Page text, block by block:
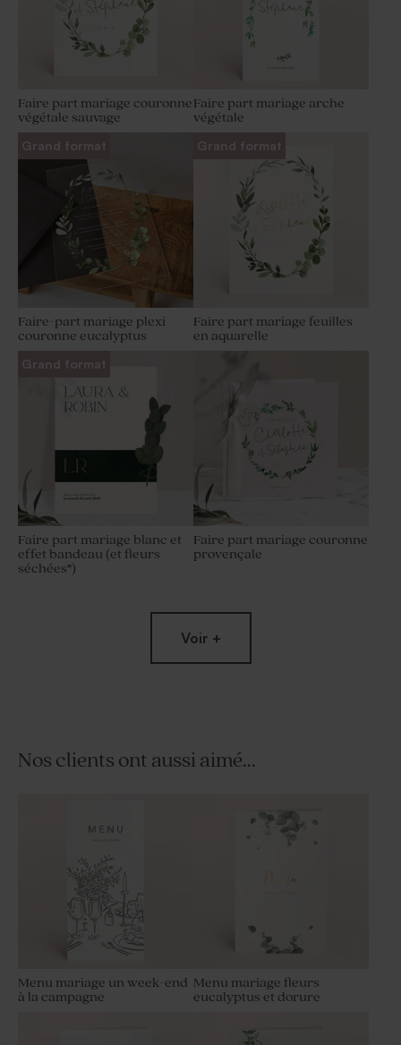
Faire part mariage couronne
végétale sauvage
Faire part mariage arche
végétale
Grand format
Faire-part mariage plexi
couronne eucalyptus
Grand format
Faire part mariage feuilles
en aquarelle
Grand format
Faire part mariage blanc et
effet bandeau (et fleurs
séchées*)
Faire part mariage couronne
provençale
mariage couronne végétale
couronne végétale sauvage
Voir +
Nos clients ont aussi aimé...
Menu mariage un week-end
à la campagne
Menu mariage fleurs
eucalyptus et dorure